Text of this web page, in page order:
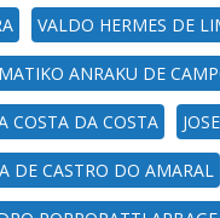
VALDO HERMES DE
ANRAKU DE
COSTA DA COSTA
DE CASTRO DO AMARAL